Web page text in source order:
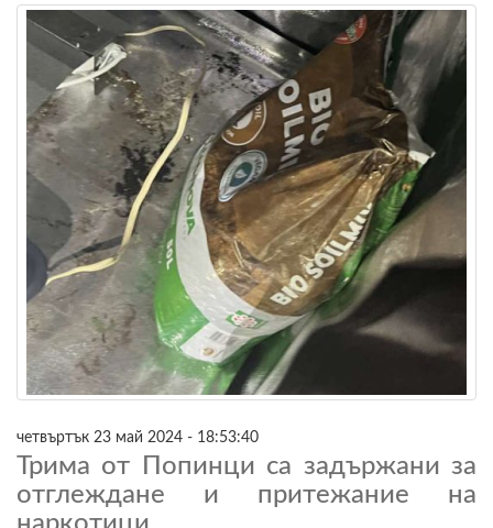
четвъртък 23 май 2024 - 18:53:40
Трима от Попинци са задържани за
отглеждане и притежание на